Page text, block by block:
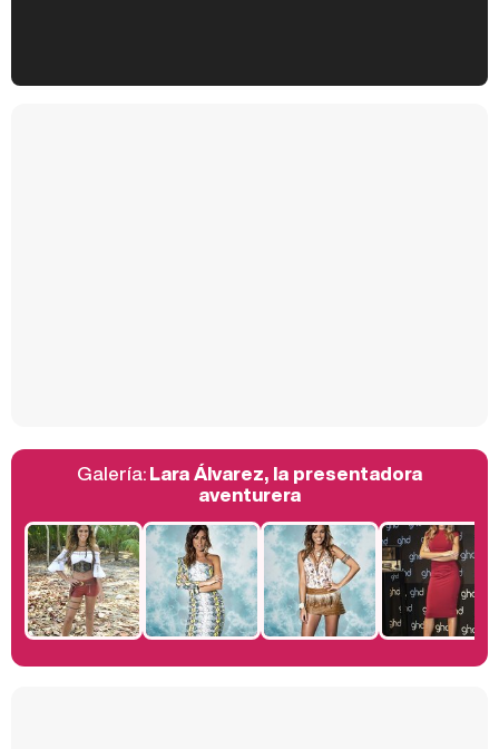
Manu Baqueiro: "Tuve como referente a Bruce Willis en 'Luz de Luna' para mi trabajo en la serie 'Perdiendo el juicio'"
Galería:Lara Álvarez, la presentadora
aventurera